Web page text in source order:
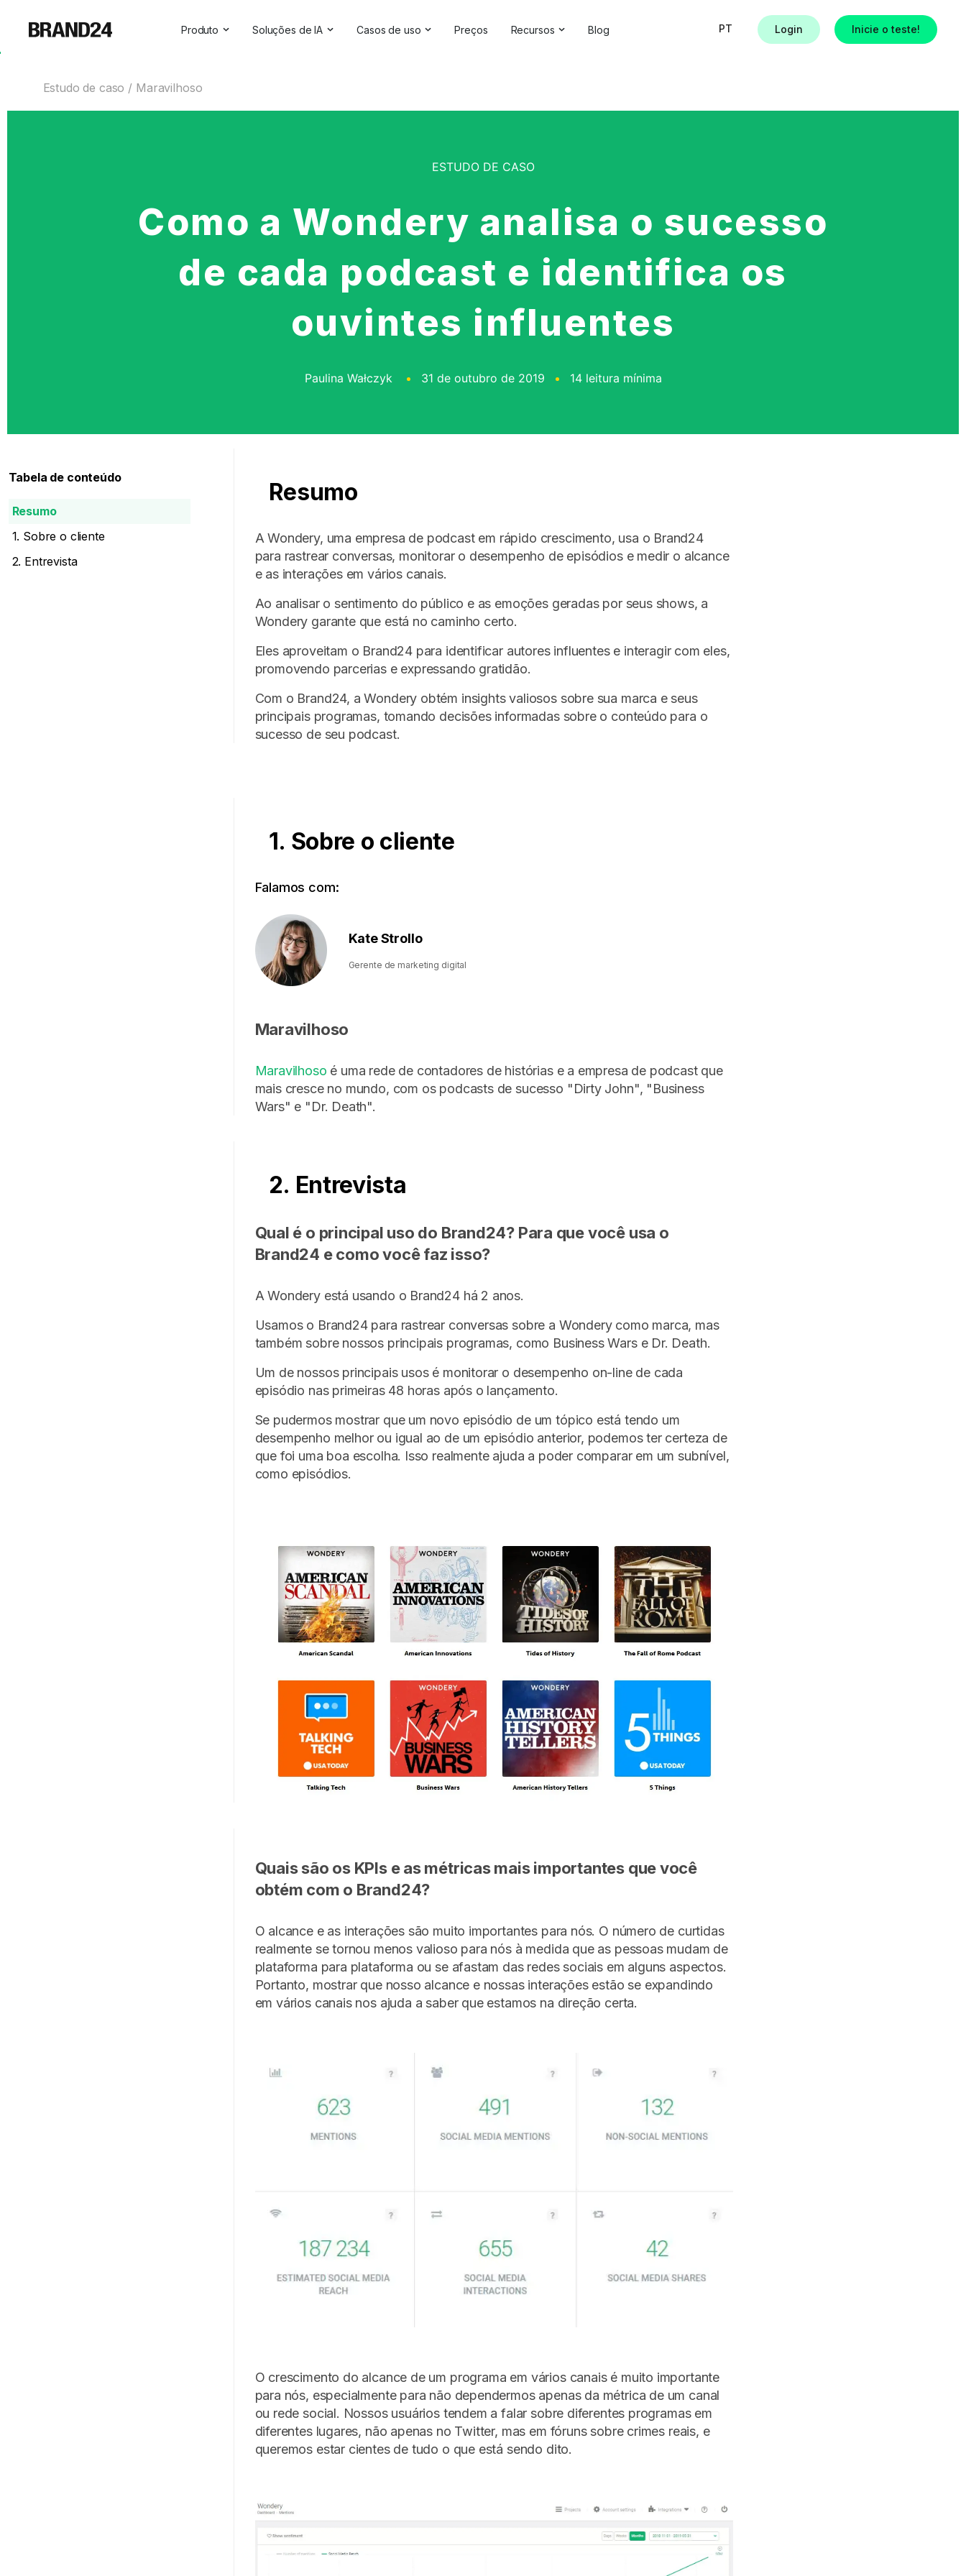
Tabela de conteúdo
Resumo
1. Sobre o cliente
2. Entrevista
Produto
Para empresas
Serviços profissionais
Soluções de IA Casos de uso
Pesquisa de hashtag
Verificador de backlinks
Preços Recursos
Seja nosso parceiro
Diretório de parceiros
Blog PT Login Inicie o teste!
Estudo de caso Maravilhoso
ESTUDO DE CASO
Como a Wondery analisa o sucesso
de cada podcast e identifica os
ouvintes influentes
Paulina Wałczyk 31 de outubro de 2019 14 leitura mínima
Resumo
A Wondery, uma empresa de podcast em rápido crescimento, usa o Brand24
para rastrear conversas, monitorar o desempenho de episódios e medir o alcance
e as interações em vários canais.
Ao analisar o sentimento do público e as emoções geradas por seus shows, a
Wondery garante que está no caminho certo.
Eles aproveitam o Brand24 para identificar autores influentes e interagir com eles,
promovendo parcerias e expressando gratidão.
Com o Brand24, a Wondery obtém insights valiosos sobre sua marca e seus
principais programas, tomando decisões informadas sobre o conteúdo para o
sucesso de seu podcast.
1. Sobre o cliente
Falamos com:
Kate Strollo
Gerente de marketing digital
Maravilhoso
Maravilhoso é uma rede de contadores de histórias e a empresa de podcast que
mais cresce no mundo, com os podcasts de sucesso "Dirty John", "Business
Wars" e "Dr. Death".
2. Entrevista
Qual é o principal uso do Brand24? Para que você usa o
Brand24 e como você faz isso?
A Wondery está usando o Brand24 há 2 anos.
Usamos o Brand24 para rastrear conversas sobre a Wondery como marca, mas
também sobre nossos principais programas, como Business Wars e Dr. Death.
Um de nossos principais usos é monitorar o desempenho on-line de cada
episódio nas primeiras 48 horas após o lançamento.
Se pudermos mostrar que um novo episódio de um tópico está tendo um
desempenho melhor ou igual ao de um episódio anterior, podemos ter certeza de
que foi uma boa escolha. Isso realmente ajuda a poder comparar em um subnível,
como episódios.
Quais são os KPIs e as métricas mais importantes que você
obtém com o Brand24?
O alcance e as interações são muito importantes para nós. O número de curtidas
realmente se tornou menos valioso para nós à medida que as pessoas mudam de
plataforma para plataforma ou se afastam das redes sociais em alguns aspectos.
Portanto, mostrar que nosso alcance e nossas interações estão se expandindo
em vários canais nos ajuda a saber que estamos na direção certa.
O crescimento do alcance de um programa em vários canais é muito importante
para nós, especialmente para não dependermos apenas da métrica de um canal
ou rede social. Nossos usuários tendem a falar sobre diferentes programas em
diferentes lugares, não apenas no Twitter, mas em fóruns sobre crimes reais, e
queremos estar cientes de tudo o que está sendo dito.